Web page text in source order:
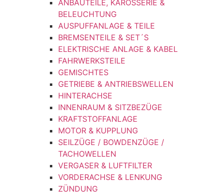
ANBAUTEILE, KAROSSERIE &
BELEUCHTUNG
AUSPUFFANLAGE & TEILE
BREMSENTEILE & SET´S
ELEKTRISCHE ANLAGE & KABEL
FAHRWERKSTEILE
GEMISCHTES
GETRIEBE & ANTRIEBSWELLEN
HINTERACHSE
INNENRAUM & SITZBEZÜGE
KRAFTSTOFFANLAGE
MOTOR & KUPPLUNG
SEILZÜGE / BOWDENZÜGE /
TACHOWELLEN
VERGASER & LUFTFILTER
VORDERACHSE & LENKUNG
ZÜNDUNG